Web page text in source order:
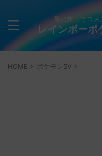
量に拘ってコメ
レインボーポ
HOME > ポケモンSV >